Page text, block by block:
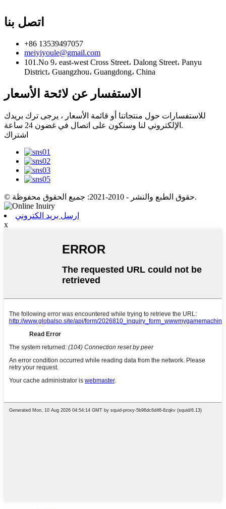
اتصل بنا
+86 13539497057
meiyiyoule@gmail.com
101.No 9، east-west Cross Street، Dalong Street، Panyu
District، Guangzhou، Guangdong، China
الاستفسار عن لائحة الأسعار
للاستفسارات حول منتجاتنا أو قائمة الأسعار ، يرجى ترك بريدك
الإلكتروني لنا وسنكون على اتصال في غضون 24 ساعة.
اشتراك
© حقوق الطبع والنشر - 2010-2021: جميع الحقوق محفوظة.
ارسل بريد الكتروني
x